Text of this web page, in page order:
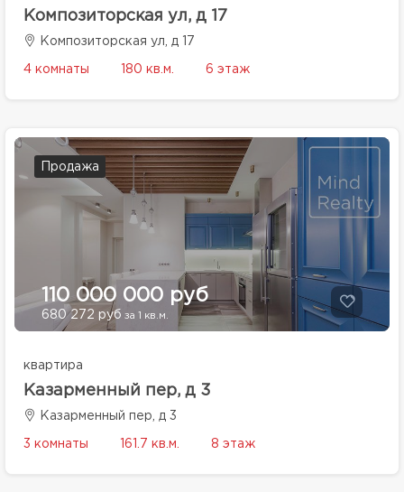
Композиторская ул, д 17
Композиторская ул, д 17
4 комнаты 180 кв.м. 6 этаж
Продажа
110 000 000 руб
680 272 руб за 1 кв.м.
квартира
Казарменный пер, д 3
Казарменный пер, д 3
3 комнаты 161.7 кв.м. 8 этаж